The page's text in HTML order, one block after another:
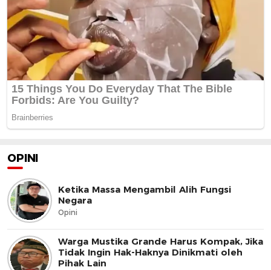
OPINI
Ketika Massa Mengambil Alih Fungsi
Negara
Opini
Warga Mustika Grande Harus Kompak, Jika
Tidak Ingin Hak-Haknya Dinikmati oleh
Pihak Lain